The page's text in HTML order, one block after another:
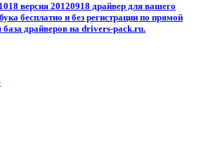
версия 20120918 драйвер для вашего
бесплатно и без регистрации по прямой
драйверов на drivers-pack.ru.